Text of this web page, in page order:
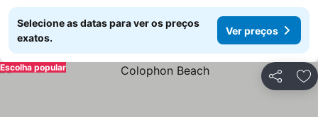
Selecione as datas para ver os preços
exatos.
Ver preços
Partilhar
Escolha popular